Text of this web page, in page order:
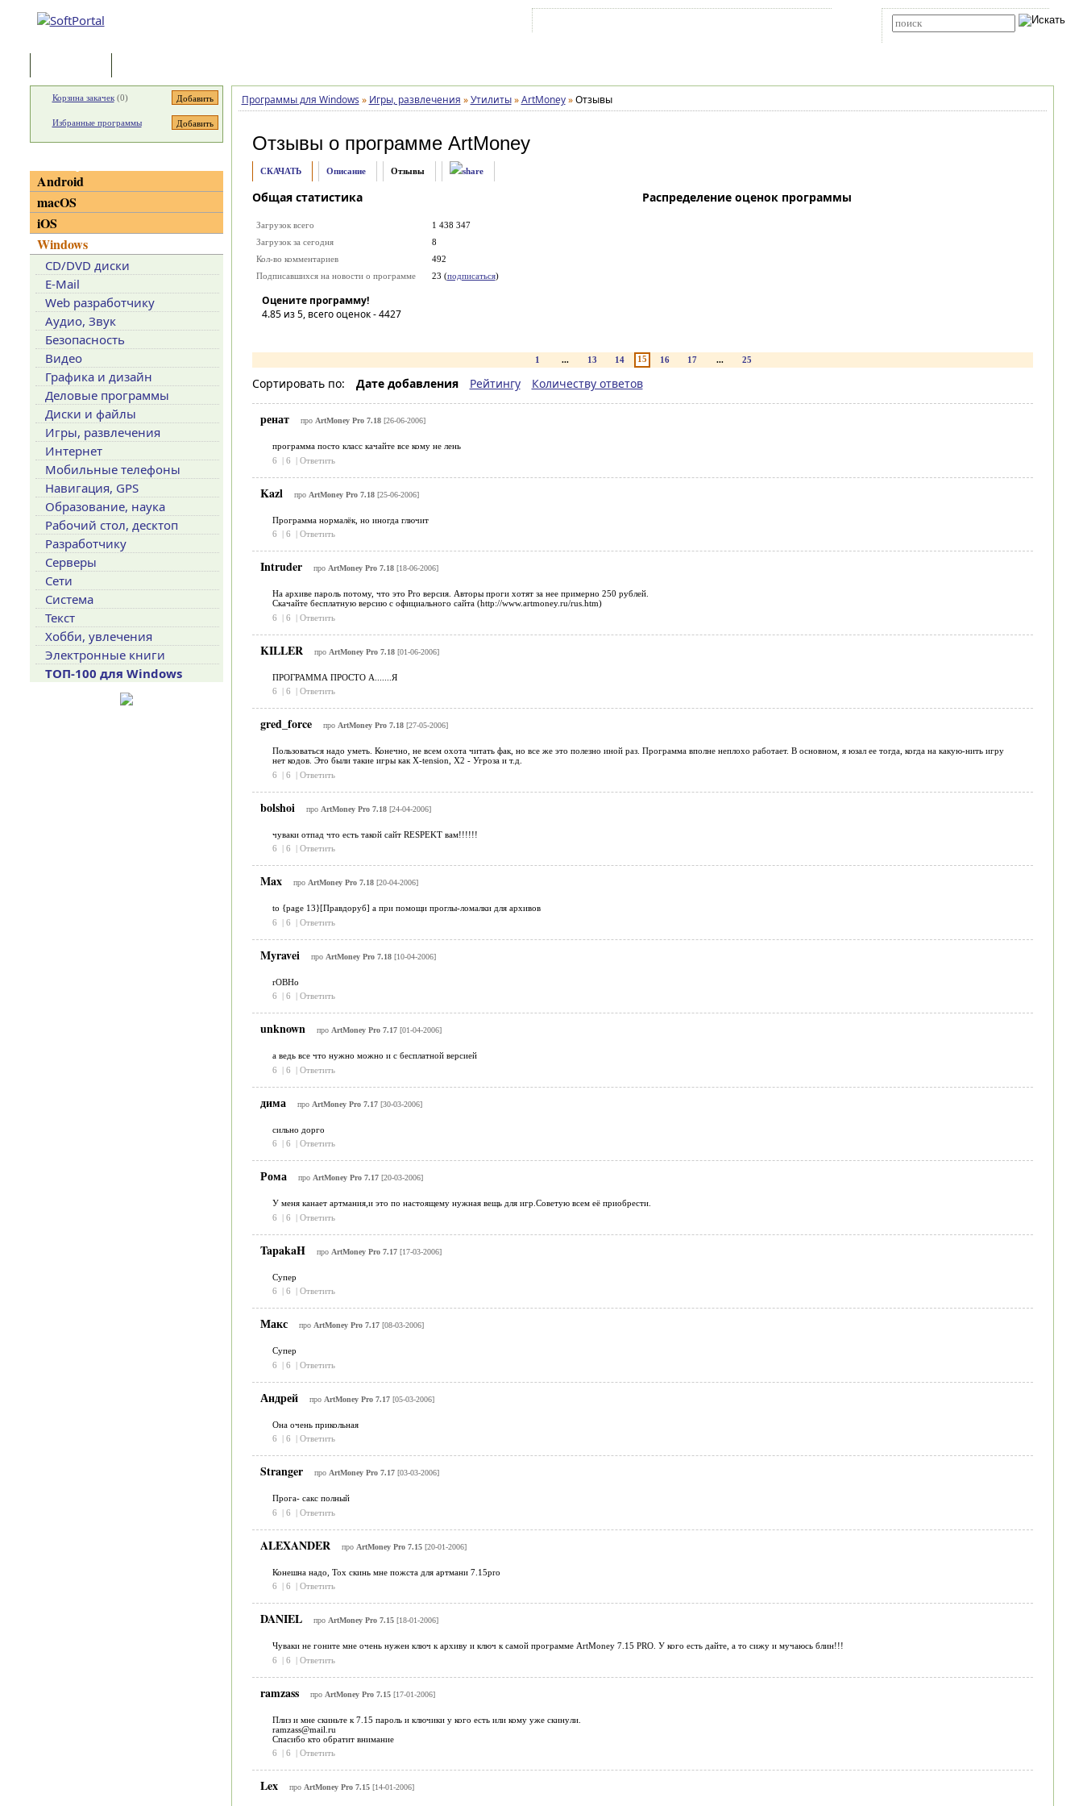
Программы для Windows » Игры, развлечения » Утилиты » ArtMoney » Отзывы
Отзывы о программе ArtMoney
СКАЧАТЬ Описание Отзывы
Общая статистика
Загрузок всего
1 438 347
Загрузок за сегодня
8
Кол-во комментариев
492
Подписавшихся на новости о программе
23 (подписаться)
Оцените программу!
4.85из 5, всего оценок -4427
Распределение оценок программы
1 ... 13 14 15 16 17 ... 25
Сортировать по: Дате добавления Рейтингу Количеству ответов
ренат про ArtMoney Pro 7.18[26-06-2006]
программа посто класс качайте все кому не лень
6
| 6 | Ответить
Kazl про ArtMoney Pro 7.18[25-06-2006]
Программа нормалёк, но иногда глючит
6
| 6 | Ответить
Intruder про ArtMoney Pro 7.18[18-06-2006]
На архиве пароль потому, что это Pro версия. Авторы проги хотят за нее примерно 250 рублей.
Скачайте бесплатную версию с официального сайта (http://www.artmoney.ru/rus.htm)
6
| 6 | Ответить
KILLER про ArtMoney Pro 7.18[01-06-2006]
ПРОГРАММА ПРОСТО А.......Я
6
| 6 | Ответить
gred_force про ArtMoney Pro 7.18[27-05-2006]
Пользоваться надо уметь. Конечно, не всем охота читать фак, но все же это полезно иной раз. Программа вполне неплохо работает. В основном, я юзал ее тогда, когда на какую-нить игру
нет кодов. Это были такие игры как X-tension, X2 - Угроза и т.д.
6
| 6 | Ответить
bolshoi про ArtMoney Pro 7.18[24-04-2006]
чуваки отпад что есть такой сайт RESPEKT вам!!!!!!
6
| 6 | Ответить
Max про ArtMoney Pro 7.18[20-04-2006]
to {page 13}[Правдоруб] а при помощи проглы-ломалки для архивов
6
| 6 | Ответить
Myravei про ArtMoney Pro 7.18[10-04-2006]
rOBHo
6
| 6 | Ответить
unknown про ArtMoney Pro 7.17[01-04-2006]
а ведь все что нужно можно и с бесплатной версией
6
| 6 | Ответить
дима про ArtMoney Pro 7.17[30-03-2006]
сильно дорго
6
| 6 | Ответить
Рома про ArtMoney Pro 7.17[20-03-2006]
У меня канает артмания,и это по настоящему нужная вещь для игр.Советую всем её приобрести.
6
| 6 | Ответить
TapakaH про ArtMoney Pro 7.17[17-03-2006]
Супер
6
| 6 | Ответить
Макс про ArtMoney Pro 7.17[08-03-2006]
Супер
6
| 6 | Ответить
Андрей про ArtMoney Pro 7.17[05-03-2006]
Она очень прикольная
6
| 6 | Ответить
Stranger про ArtMoney Pro 7.17[03-03-2006]
Прога- сакс полный
6
| 6 | Ответить
ALEXANDER про ArtMoney Pro 7.15[20-01-2006]
Конешна надо, Тох скинь мне пожста для артмани 7.15pro
6
| 6 | Ответить
DANIEL про ArtMoney Pro 7.15[18-01-2006]
Чуваки не гоните мне очень нужен ключ к архиву и ключ к самой программе ArtMoney 7.15 PRO. У кого есть дайте, а то сижу и мучаюсь блин!!!
6
| 6 | Ответить
ramzass про ArtMoney Pro 7.15[17-01-2006]
Плиз и мне скиньте к 7.15 пароль и ключики у кого есть или кому уже скинули.
ramzass@mail.ru
Спасибо кто обратит внимание
6
| 6 | Ответить
Lex про ArtMoney Pro 7.15[14-01-2006]
Корзина закачек(0)
Избранные программы
Android
macOS
iOS
Windows
CD/DVD диски
E-Mail
Web разработчику
Аудио, Звук
Безопасность
Видео
Графика и дизайн
Деловые программы
Диски и файлы
Игры, развлечения
Интернет
Мобильные телефоны
Навигация, GPS
Образование, наука
Рабочий стол, десктоп
Разработчику
Серверы
Сети
Система
Текст
Хобби, увлечения
Электронные книги
ТОП-100 для Windows